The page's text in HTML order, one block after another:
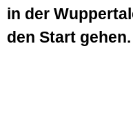
in der
den Start gehen.